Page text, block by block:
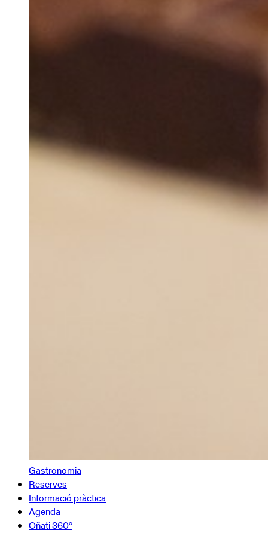
Gastronomia
Reserves
Informació pràctica
Agenda
Oñati 360º